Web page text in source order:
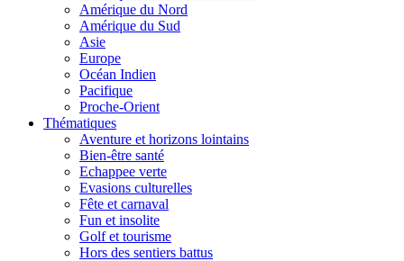
Amérique du Nord
Amérique du Sud
Asie
Europe
Océan Indien
Pacifique
Proche-Orient
Thématiques
Aventure et horizons lointains
Bien-être santé
Echappee verte
Evasions culturelles
Fête et carnaval
Fun et insolite
Golf et tourisme
Hors des sentiers battus